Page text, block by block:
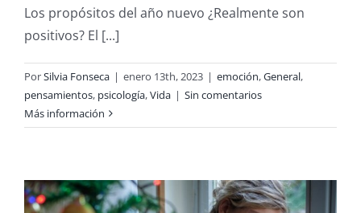
Los propósitos del año nuevo ¿Realmente son
positivos? El [...]
PorSilvia Fonseca | enero 13th, 2023 | emoción,General,
pensamientos, psicología,Vida | Sin comentarios
Más información